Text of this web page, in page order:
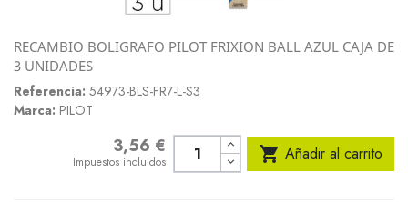
RECAMBIO BOLIGRAFO PILOT FRIXION BALL AZUL CAJA DE
3 UNIDADES
Referencia: 54973-BLS-FR7-L-S3
Marca: PILOT
3,56 €
Impuestos incluidos  Añadir al carrito